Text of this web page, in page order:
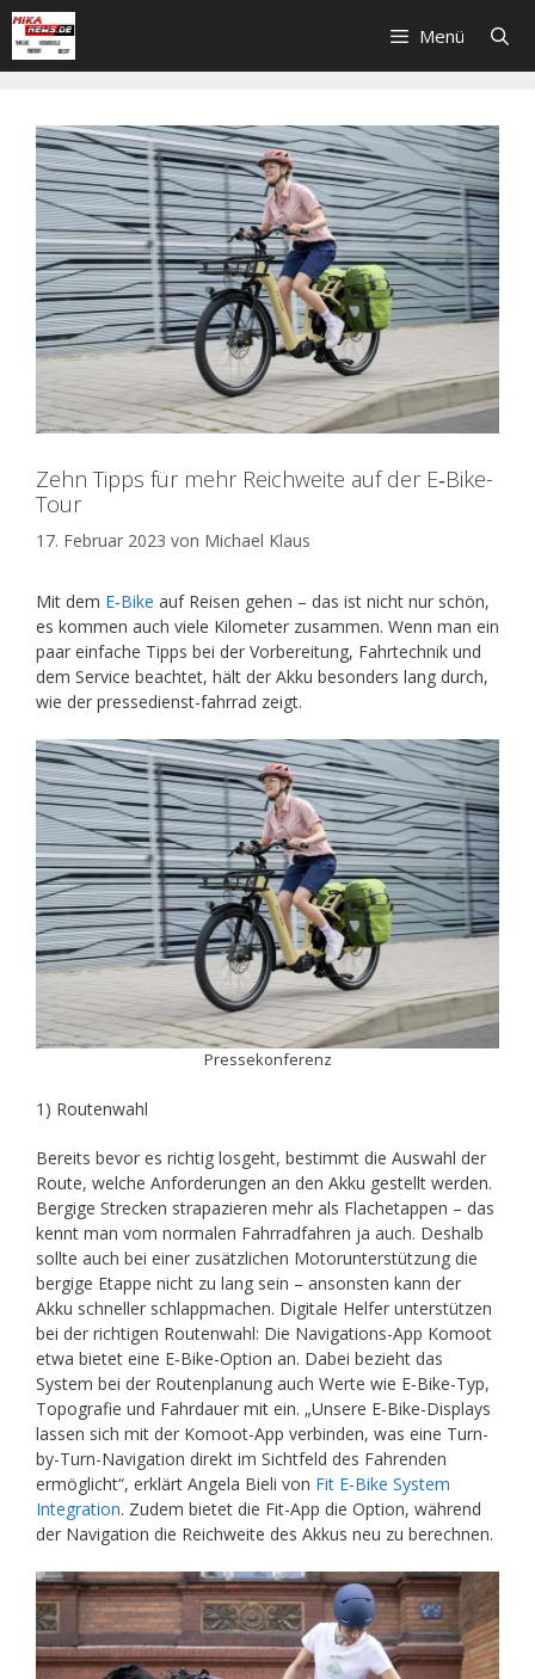
Zum
Inhalt
springen
Menü
Zehn Tipps für mehr Reichweite auf der E‑Bike-
Tour
17. Februar 2023 von Michael Klaus
Mit dem E‑Bike auf Reisen gehen – das ist nicht nur schön,
es kommen auch viele Kilometer zusammen. Wenn man ein
paar einfache Tipps bei der Vorbereitung, Fahrtechnik und
dem Service beachtet, hält der Akku besonders lang durch,
wie der pressedienst-fahrrad zeigt.
Pressekonferenz
1) Routenwahl
Bereits bevor es richtig losgeht, bestimmt die Auswahl der
Route, welche Anforderungen an den Akku gestellt werden.
Bergige Strecken strapazieren mehr als Flachetappen – das
kennt man vom normalen Fahrradfahren ja auch. Deshalb
sollte auch bei einer zusätzlichen Motorunterstützung die
bergige Etappe nicht zu lang sein – ansonsten kann der
Akku schneller schlappmachen. Digitale Helfer unterstützen
bei der richtigen Routenwahl: Die Navigations-App Komoot
etwa bietet eine E‑Bike-Option an. Dabei bezieht das
System bei der Routenplanung auch Werte wie E‑Bike-Typ,
Topografie und Fahrdauer mit ein. „Unsere E‑Bike-Displays
lassen sich mit der Komoot-App verbinden, was eine Turn-
by-Turn-Navigation direkt im Sichtfeld des Fahrenden
ermöglicht“, erklärt Angela Bieli von Fit E‑Bike System
Integration. Zudem bietet die Fit-App die Option, während
der Navigation die Reichweite des Akkus neu zu berechnen.